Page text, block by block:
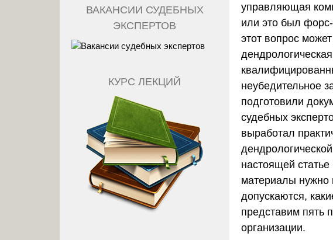
управляющая
или это был
этот вопрос
неубедительное
подготовили
судебных
выработал
настоящей
материалы нужно
допускаются,
представим пять
организации.
ВАКАНСИИ СУДЕБНЫХ
ЭКСПЕРТОВ
КУРС ЛЕКЦИЙ